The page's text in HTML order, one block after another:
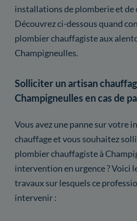
installations de plomberie et de
Découvrez ci-dessous quand
plombier chauffagiste aux
Champigneulles.
Solliciter un artisan
Champigneulles en cas de
Vous avez une panne sur votre
chauffage et vous souhaitez
plombier chauffagiste à
intervention en urgence ? Voici
travaux sur lesquels ce
intervenir :